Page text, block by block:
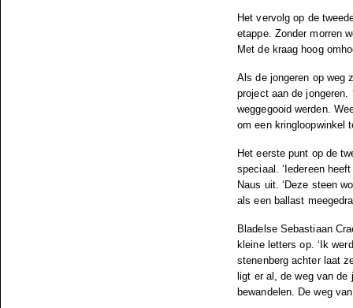
Het vervolg op de
etappe. Zonder morren
Met de kraag hoog
A ls de jongeren op weg
project aan de
weggegooid werden.
om een kringloopwinkel
Het eerste punt op de
speciaal. ‘Iedereen
Naus uit. ‘Deze steen
als een ballast
Bladelse Sebastiaan
kleine letters op. ‘Ik
stenenberg achter laat
ligt er al, de weg van
bewandelen. De weg